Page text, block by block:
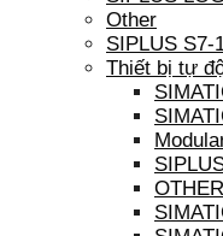
Other
SIPLUS S7-
Thiết bị tự
OTHER